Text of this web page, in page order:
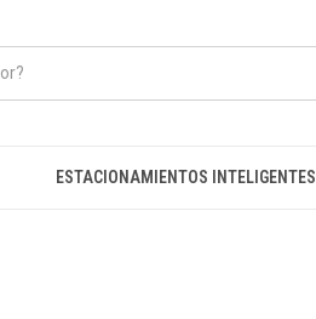
ESTACIONAMIENTOS INTELIGENTES